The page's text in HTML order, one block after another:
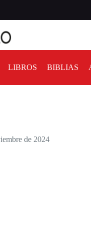
LIBROS BIBLIAS
de 2024